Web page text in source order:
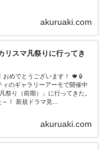
akuruaki.com
リスマ凡祭りに行ってき
おめでとうございます！ 🍁🏮
のギャラリーアーモで開催中
祭り（前期）」に行ってきた。
！ 新規ドラマ見...
akuruaki.com